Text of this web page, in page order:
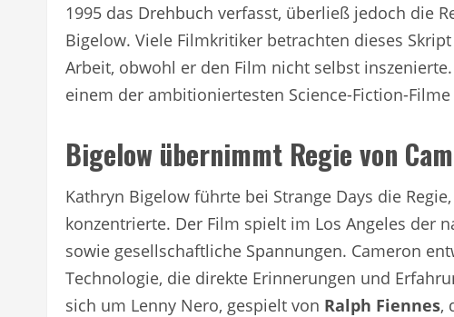
1995 das Drehbuch verfasst, überließ jedoch die
Bigelow. Viele Filmkritiker betrachten dieses
Arbeit, obwohl er den Film nicht selbst
einem der ambitioniertesten Science-Fiction-Filme
Bigelow übernimmt Regie von
Kathryn Bigelow führte bei Strange Days die
konzentrierte. Der Film spielt im Los Angeles der
sowie gesellschaftliche Spannungen. Cameron
Technologie, die direkte Erinnerungen und
sich um Lenny Nero, gespielt von Ralph Fiennes,